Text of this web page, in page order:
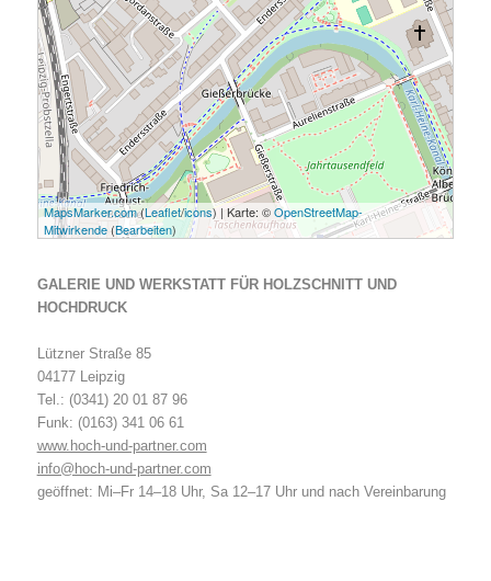
MapsMarker.com(Leaflet/icons) | Karte: ©OpenStreetMap-
Mitwirkende(Bearbeiten)
GALERIE UND WERKSTATT FÜR HOLZSCHNITT UND
HOCHDRUCK
Lützner Straße 85
04177 Leipzig
Tel.: (0341) 20 01 87 96
Funk: (0163) 341 06 61
www.hoch-und-partner.com
info@hoch-und-partner.com
geöffnet: Mi–Fr 14–18 Uhr, Sa 12–17 Uhr und nach Vereinbarung